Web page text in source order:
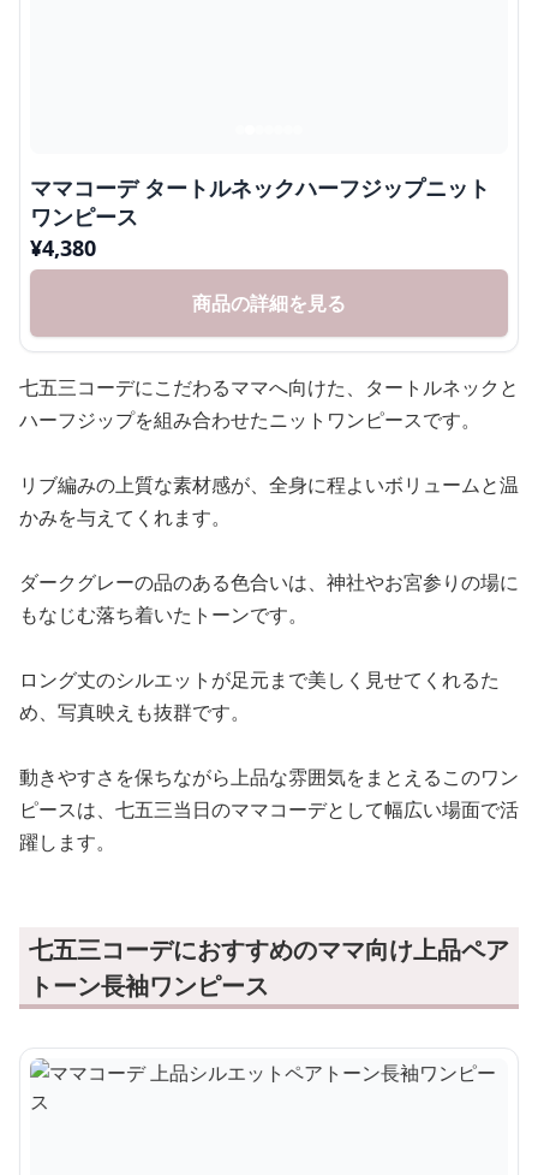
ママコーデ タートルネックハーフジップニット
ワンピース
¥4,380
商品の詳細を見る
七五三コーデにこだわるママへ向けた、タートルネックと
ハーフジップを組み合わせたニットワンピースです。
リブ編みの上質な素材感が、全身に程よいボリュームと温
かみを与えてくれます。
ダークグレーの品のある色合いは、神社やお宮参りの場に
もなじむ落ち着いたトーンです。
ロング丈のシルエットが足元まで美しく見せてくれるた
め、写真映えも抜群です。
動きやすさを保ちながら上品な雰囲気をまとえるこのワン
ピースは、七五三当日のママコーデとして幅広い場面で活
躍します。
七五三コーデにおすすめのママ向け上品ペア
トーン長袖ワンピース